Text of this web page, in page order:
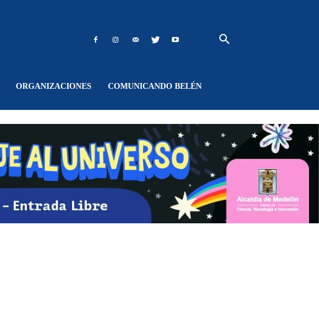
ORGANIZACIONES COMUNICANDO BELÉN